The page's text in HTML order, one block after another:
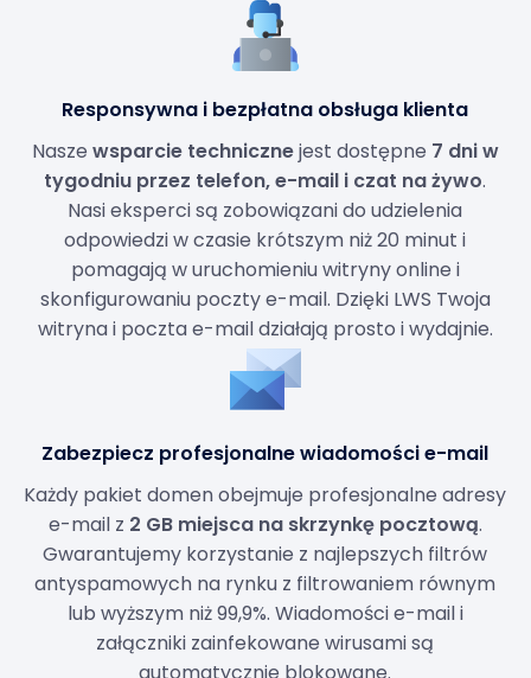
Responsywna i bezpłatna obsługa klienta
Nasze wsparcie technicznejest dostępne 7 dni w
tygodniu przez telefon, e-mail i czat na żywo.
Nasi eksperci są zobowiązani do udzielenia
odpowiedzi w czasie krótszym niż 20 minut i
pomagają w uruchomieniu witryny online i
skonfigurowaniu poczty e-mail. Dzięki LWS Twoja
witryna i poczta e-mail działają prosto i wydajnie.
Zabezpiecz profesjonalne wiadomości e-mail
Każdy pakiet domen obejmuje profesjonalne adresy
e-mail z 2 GB miejsca na skrzynkę pocztową.
Gwarantujemy korzystanie z najlepszych filtrów
antyspamowych na rynku z filtrowaniem równym
lub wyższym niż 99,9%. Wiadomości e-mail i
załączniki zainfekowane wirusami są
automatycznie blokowane.